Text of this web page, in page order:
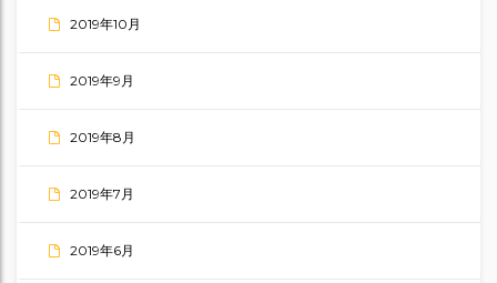
2019年10月
2019年9月
2019年8月
2019年7月
2019年6月